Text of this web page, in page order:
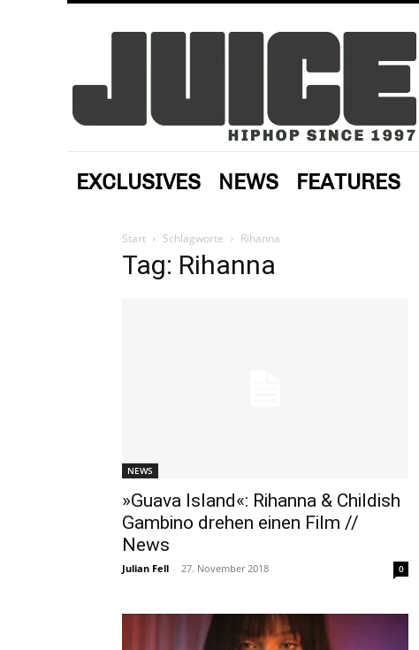
EXCLUSIVES NEWS FEATURES
Start Schlagworte Rihanna
Tag: Rihanna
NEWS
»Guava Island«: Rihanna & Childish
Gambino drehen einen Film //
News
Julian Fell - 27. November 2018 0